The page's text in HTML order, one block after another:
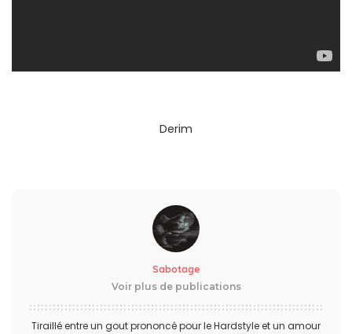
Derim
Sabotage
Voir plus de publications
Tiraillé entre un gout prononcé pour le Hardstyle et un amour